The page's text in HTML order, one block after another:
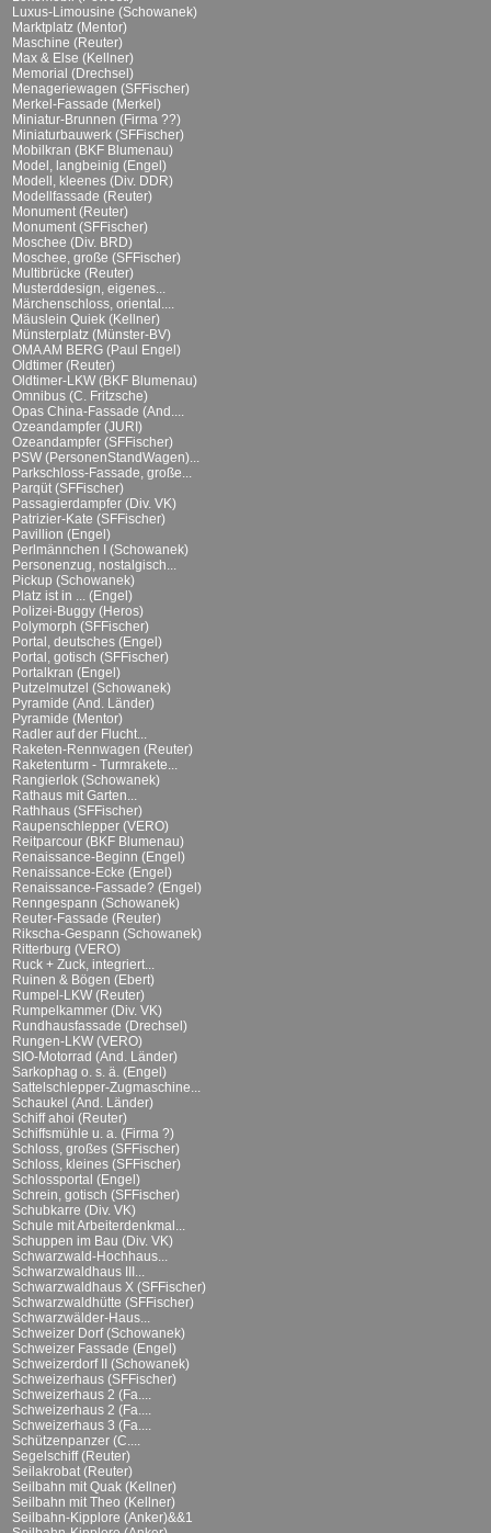
Luxus-Limousine (Schowanek)
Marktplatz (Mentor)
Maschine (Reuter)
Max & Else (Kellner)
Memorial (Drechsel)
Menageriewagen (SFFischer)
Merkel-Fassade (Merkel)
Miniatur-Brunnen (Firma ??)
Miniaturbauwerk (SFFischer)
Mobilkran (BKF Blumenau)
Model, langbeinig (Engel)
Modell, kleenes (Div. DDR)
Modellfassade (Reuter)
Monument (Reuter)
Monument (SFFischer)
Moschee (Div. BRD)
Moschee, große (SFFischer)
Multibrücke (Reuter)
Musterddesign, eigenes...
Märchenschloss, oriental....
Mäuslein Quiek (Kellner)
Münsterplatz (Münster-BV)
OMA AM BERG (Paul Engel)
Oldtimer (Reuter)
Oldtimer-LKW (BKF Blumenau)
Omnibus (C. Fritzsche)
Opas China-Fassade (And....
Ozeandampfer (JURI)
Ozeandampfer (SFFischer)
PSW (PersonenStandWagen)...
Parkschloss-Fassade, große...
Parqüt (SFFischer)
Passagierdampfer (Div. VK)
Patrizier-Kate (SFFischer)
Pavillion (Engel)
Perlmännchen I (Schowanek)
Personenzug, nostalgisch...
Pickup (Schowanek)
Platz ist in ... (Engel)
Polizei-Buggy (Heros)
Polymorph (SFFischer)
Portal, deutsches (Engel)
Portal, gotisch (SFFischer)
Portalkran (Engel)
Putzelmutzel (Schowanek)
Pyramide (And. Länder)
Pyramide (Mentor)
Radler auf der Flucht...
Raketen-Rennwagen (Reuter)
Raketenturm - Turmrakete...
Rangierlok (Schowanek)
Rathaus mit Garten...
Rathhaus (SFFischer)
Raupenschlepper (VERO)
Reitparcour (BKF Blumenau)
Renaissance-Beginn (Engel)
Renaissance-Ecke (Engel)
Renaissance-Fassade? (Engel)
Renngespann (Schowanek)
Reuter-Fassade (Reuter)
Rikscha-Gespann (Schowanek)
Ritterburg (VERO)
Ruck + Zuck, integriert...
Ruinen & Bögen (Ebert)
Rumpel-LKW (Reuter)
Rumpelkammer (Div. VK)
Rundhausfassade (Drechsel)
Rungen-LKW (VERO)
SIO-Motorrad (And. Länder)
Sarkophag o. s. ä. (Engel)
Sattelschlepper-Zugmaschine...
Schaukel (And. Länder)
Schiff ahoi (Reuter)
Schiffsmühle u. a. (Firma ?)
Schloss, großes (SFFischer)
Schloss, kleines (SFFischer)
Schlossportal (Engel)
Schrein, gotisch (SFFischer)
Schubkarre (Div. VK)
Schule mit Arbeiterdenkmal...
Schuppen im Bau (Div. VK)
Schwarzwald-Hochhaus...
Schwarzwaldhaus III...
Schwarzwaldhaus X (SFFischer)
Schwarzwaldhütte (SFFischer)
Schwarzwälder-Haus...
Schweizer Dorf (Schowanek)
Schweizer Fassade (Engel)
Schweizerdorf II (Schowanek)
Schweizerhaus (SFFischer)
Schweizerhaus 2 (Fa....
Schweizerhaus 2 (Fa....
Schweizerhaus 3 (Fa....
Schützenpanzer (C....
Segelschiff (Reuter)
Seilakrobat (Reuter)
Seilbahn mit Quak (Kellner)
Seilbahn mit Theo (Kellner)
Seilbahn-Kipplore (Anker)&&1